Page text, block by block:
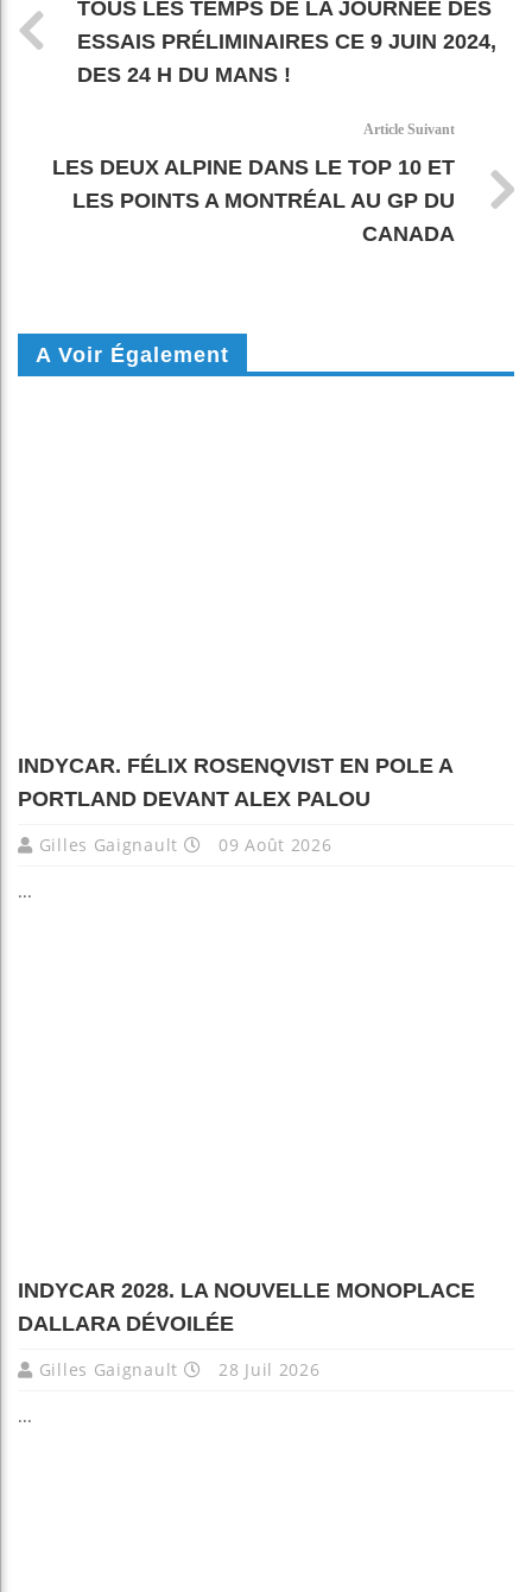
TOUS LES TEMPS DE LA JOURNÉE DES
ESSAIS PRÉLIMINAIRES CE 9 JUIN 2024,
DES 24 H DU MANS !
Article Suivant
LES DEUX ALPINE DANS LE TOP 10 ET
LES POINTS A MONTRÉAL AU GP DU
CANADA
A Voir Également
INDYCAR. FÉLIX ROSENQVIST EN POLE A
PORTLAND DEVANT ALEX PALOU
Gilles Gaignault 09 Août 2026
...
INDYCAR 2028. LA NOUVELLE MONOPLACE
DALLARA DÉVOILÉE
Gilles Gaignault 28 Juil 2026
...